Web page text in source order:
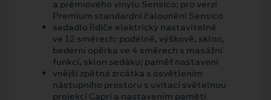
a prémiového vinylu Sensico; pro verzi
Premium standardní čalounění Sensico
sedadlo řidiče elektricky nastavitelné
ve 12 směrech: podélně, výškově, sklon,
bederní opěrka ve 4 směrech s masážní
funkcí, sklon sedáku; paměť nastavení
vnější zpětná zrcátka s osvětlením
nástupního prostoru s uvítací světelnou
projekcí Capri a nastavením paměti